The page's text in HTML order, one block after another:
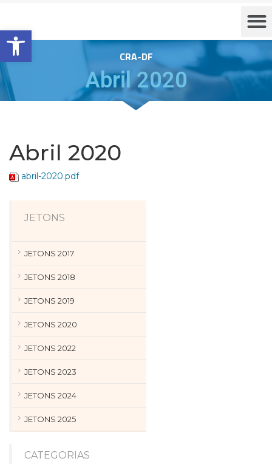
Barra de Ferramentas Aberta
CRA-DF
Abril 2020
Abril 2020
abril-2020.pdf
JETONS
JETONS 2017
JETONS 2018
JETONS 2019
JETONS 2020
JETONS 2022
JETONS 2023
JETONS 2024
JETONS 2025
CATEGORIAS